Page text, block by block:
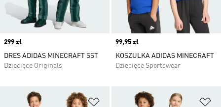
Price
299 zł
DRES ADIDAS MINECRAFT SST
Dziecięce Originals
Price
99,95 zł
KOSZULKA ADIDAS MINECRAFT
Dziecięce Sportswear
Dodaj do listy życzeń